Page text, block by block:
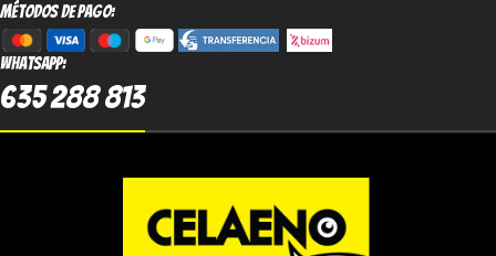
métodos de pago:
Whatsapp:
635 288 813